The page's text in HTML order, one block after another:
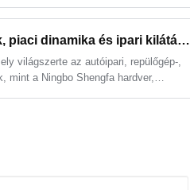
Kína alumínium exportja 2024 -ben: Globális trendek, piaci dinamika és ipari kilátások
világszerte az autóipari, repülőgép-,
mint a Ningbo Shengfa hardver,